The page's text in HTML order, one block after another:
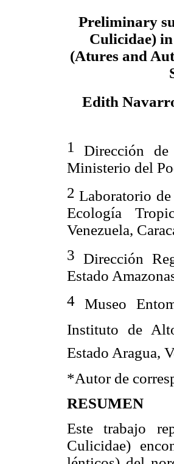
Preliminary
Culicidae)
(Atures and
Edith
1
Dirección
Ministerio del
2 Laboratorio
Ecología
Venezuela,
3 Dirección
Estado
4 Museo
Instituto de
Estado Aragua,
*Autor de
RESUMEN
Este trabajo
Culicidae)